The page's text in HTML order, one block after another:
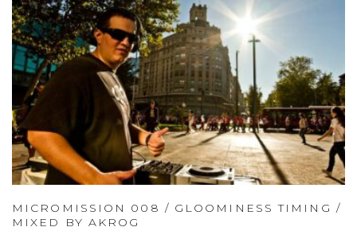
MICROMISSION 008 / GLOOMINESS TIMING /
MIXED BY AKROG